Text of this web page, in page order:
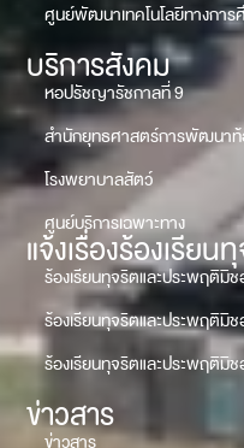
ศูนย์พัฒนาเทคโนโลยีทางการ
บริการสังคม
หอปรัชญารัชกาลที่ 9
สำนักยุทธศาสตร์การพัฒนาท้
โรงพยาบาลสัตว์
ศูนย์บริการเฉพาะทาง
แจ้งเรื่องร้องเรียน
ร้องเรียนทุจริตและประพฤติมิ
ร้องเรียนทุจริตและประพฤติมิ
ร้องเรียนทุจริตและประพฤติมิ
ข่าวสาร